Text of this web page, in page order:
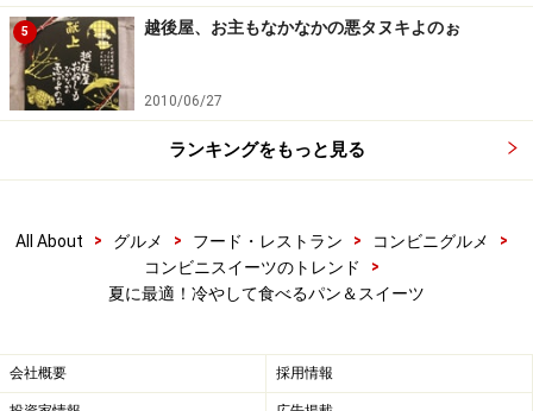
5 越後屋、お主もなかなかの悪タヌキよのぉ
2010/06/27
ランキングをもっと見る
All About > グルメ > フード・レストラン > コンビニグルメ
>
コンビニスイーツのトレンド
>
夏に最適！冷やして食べるパン＆スイーツ
会社概要 採用情報